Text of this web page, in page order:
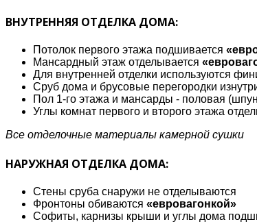
ВНУТРЕННЯЯ ОТДЕЛКА ДОМА:
Потолок первого этажа подшивается
Мансардный этаж отделывается
Для внутренней отделки используются
Сруб дома и брусовые перегородки
Пол 1-го этажа и мансарды - половая
Углы комнат первого и второго этажа
Все отделочные материалы камерной сушки
НАРУЖНАЯ ОТДЕЛКА ДОМА:
Стены сруба снаружи не отделываются
Фронтоны обиваются «евровагонкой»
Софиты, карнизы крыши и углы дома